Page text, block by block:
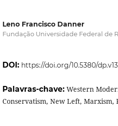
Leno Francisco Danner
Fundação Universidade Federal de
DOI: https://doi.org/10.5380/
Palavras-chave: Western
Conservatism, New Left, Marxism,